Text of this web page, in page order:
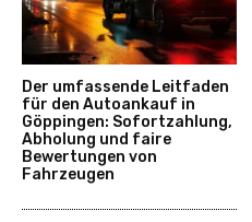
Der umfassende Leitfaden
für den Autoankauf in
Göppingen: Sofortzahlung,
Abholung und faire
Bewertungen von
Fahrzeugen